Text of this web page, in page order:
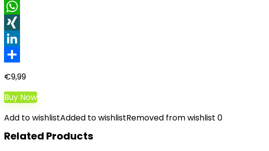
Facebook
WhatsApp
XING
LinkedIn
€9,99
Buy Now
Add to wishlistAdded to wishlistRemoved from wishlist 0
Related Products